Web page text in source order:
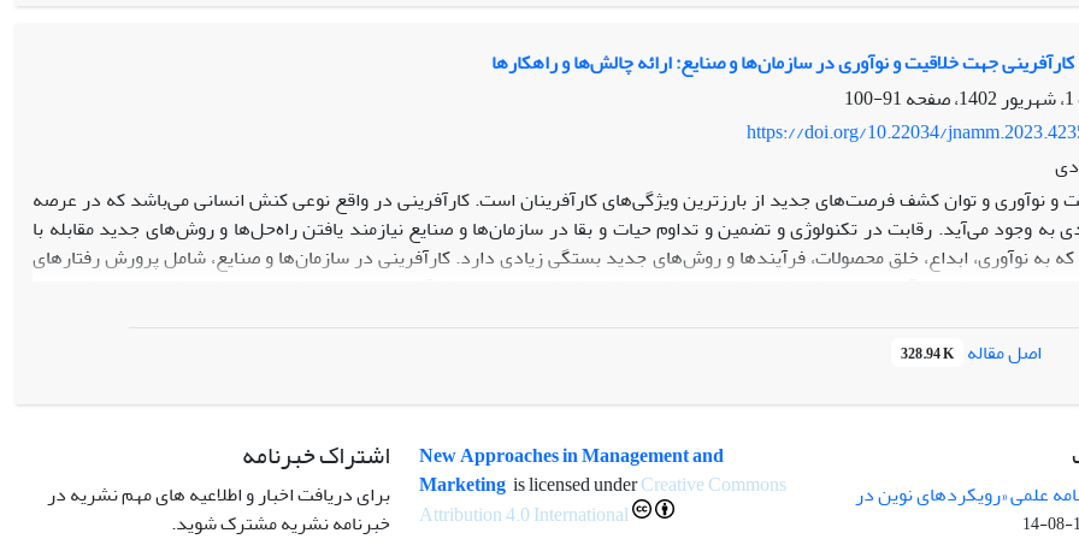
جهت خلاقیت و نوآوری در سازمان‌ها و صنایع: ارائه چالش‌ها و راهکارها
91-100
https://doi.org/10.22034/
و نوآوری و توان کشف فرصت‌های جدید از بارزترین ویژگی‌های کارآفرینان است. کارآفرینی در واقع نوعی کنش انسانی می‌باشد که در عرصه
به وجود می‌آید. رقابت در تکنولوژی و تضمین و تداوم حیات و بقا در سازمان‌ها و صنایع نیازمند یافتن راه‌حل‌ها و روش‌های جدید مقابله با
به نوآوری، ابداع، خلق محصولات، فرآیندها و روش‌های جدید بستگی زیادی دارد. کارآفرینی در سازمان‌ها و صنایع، شامل پرورش رفتارهای
در این حوزه است که در آن، مدیران شرایطی را فراهم می‌کنند تا کلیه کارکنان از روحیه کارآفرینی برخوردار شوند. این پژوهش در صدد شناسایی
خلاقیت و کارآفرینی در سازمان توسعه تجارت ایران می‌باشد و سعی بر آن شده که یک مدل تلفیقی از این مشکلات تحت عنوان موانع
حوزه تهیه شود که موانع مورد بررسی شامل آموزش، ویژگی‌های مدیران سازمان توسعه تجارت ایران، بُعد زمان و تکنولوژی می‌باشد. همچنین
برنامه‌های آموزشی به عنوان یکی از راهکارهای توسعه و ترویج کارآفرینی پرداخته شده است و تلاش گردیده تا اهمیت نقش کارآفرینی و دیدگاه
راه‌اندازی کسب و کار و مدیریت سازمان‌های بزرگ نشان داده شود. داده‌ها با آزمون‌های تی استیودنت، آزمون معناداری ضریب همبستگی
اصل مقاله 328.94 K
علمی «رویکردهای نوین در
New Approaches in Management and
Marketing is licensed underCreative Commons
Attribution 4.0 International
اشتراک خبرنامه
برای دریافت اخبار و اطلاعیه های مهم نشریه در
خبرنامه نشریه مشترک شوید.